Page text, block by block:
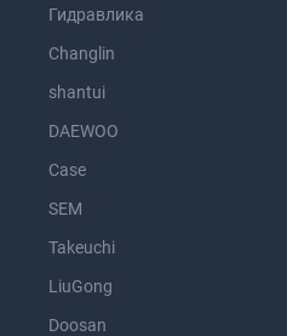
Гидравлика
Changlin
shantui
DAEWOO
Case
SEM
Takeuchi
LiuGong
Doosan